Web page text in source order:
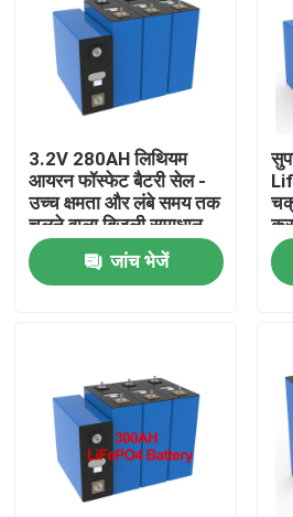
घर
वीडियो
हमारे बारे में
3.2V 280AH लिथियम
आयरन फॉस्फेट बैटरी सेल -
उच्च क्षमता और लंबे समय तक
चलने वाला बिजली समाधान
जांच भेजें